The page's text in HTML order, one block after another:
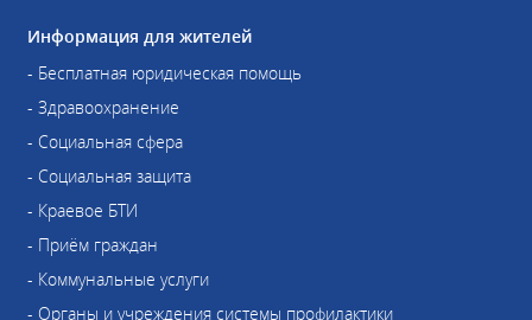
Информация для жителей
- Бесплатная юридическая помощь
- Здравоохранение
- Социальная сфера
- Социальная защита
- Краевое БТИ
- Приём граждан
- Коммунальные услуги
- Органы и учреждения системы профилактики